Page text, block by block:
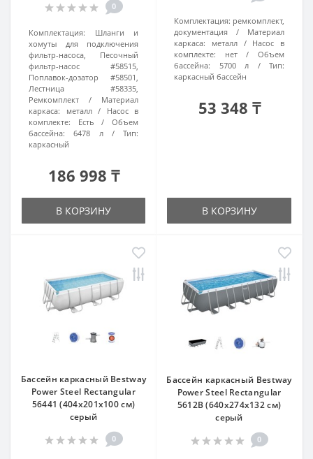
0
Комплектация:
Шланги и
хомуты для подключения
фильтр-насоса, Песочный
фильтр-насос #58515,
Поплавок-дозатор #58501,
Лестница #58335,
Ремкомплект
Материал
каркаса:
металл
Насос в
комплекте:
Есть
Объем
бассейна:
6478 л
Тип:
каркасный
186 998 ₸
В КОРЗИНУ
Комплектация: ремкомплект,
документация
Материал
каркаса:
металл
Насос в
комплекте:
нет
Объем
бассейна:
5700 л
Тип:
каркасный бассейн
53 348 ₸
В КОРЗИНУ
Бассейн каркасный Bestway
Power Steel Rectangular
56441 (404x201x100 см)
серый
0
Бассейн каркасный Bestway
Power Steel Rectangular
5612B (640x274x132 см)
серый
0